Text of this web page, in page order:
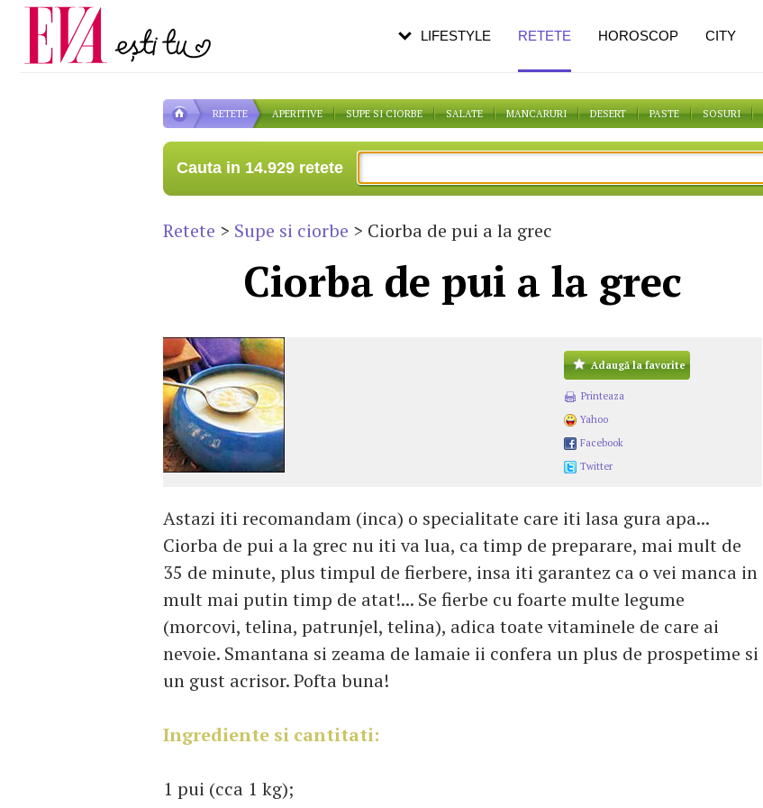
RETETE APERITIVE SUPE SI CIORBE SALATE MANCARURI DESERT PASTE SOSURI
Cauta in 14.929 retete
Retete > Supe si ciorbe > Ciorba de pui a la grec
Ciorba de pui a la grec
Adaugă la favorite
Printeaza
Yahoo
Facebook
Twitter
Astazi iti recomandam (inca) o specialitate care iti lasa gura apa...
Ciorba de pui a la grec nu iti va lua, ca timp de preparare, mai mult de
35 de minute, plus timpul de fierbere, insa iti garantez ca o vei manca in
mult mai putin timp de atat!... Se fierbe cu foarte multe legume
(morcovi, telina, patrunjel, telina), adica toate vitaminele de care ai
nevoie. Smantana si zeama de lamaie ii confera un plus de prospetime si
un gust acrisor. Pofta buna!
Ingrediente si cantitati:
1 pui (cca 1 kg);
LIFESTYLE RETETE HOROSCOP CITY
Carieră
Actualitate